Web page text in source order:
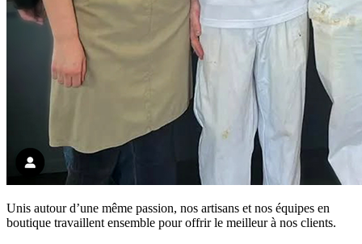
Unis autour d’une même passion, nos artisans et nos équipes en
boutique travaillent ensemble pour offrir le meilleur à nos clients.